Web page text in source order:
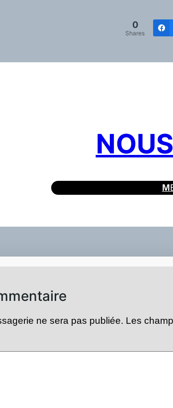
0
Shares
M
ne sera pas publiée. Les